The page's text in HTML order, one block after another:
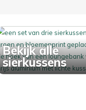
Bekijk alle
sierkussens